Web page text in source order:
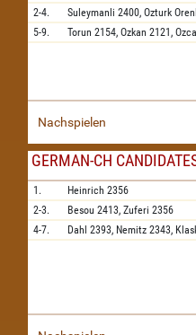
2-4.
Suleymanli 2400, Ozturk
5-9.
Torun 2154, Ozkan 2121,
Nachspielen
GERMAN-CH
1. Heinrich 2356
2-3.
Besou 2413, Zuferi 2356
4-7.
Dahl 2393, Nemitz 2343,